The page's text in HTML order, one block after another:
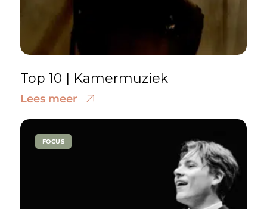
Top 10 | Kamermuziek
Lees meer
FOCUS